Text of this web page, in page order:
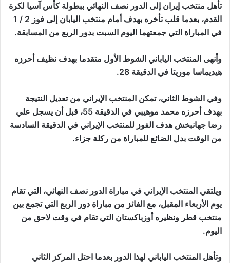
تأهل منتخب إيران إلى الدور نصف النهائي ببطولة كأس آسيا لكرة
القدم، بعدما قلب تأخره بهدف أمام منتخب اليابان إلى فوز 2 / 1
في المباراة التي جمعتهما اليوم السبت بدور الربع من المسابقة.
وأنهى المنتخب الياباني الشوط الأول متقدما بهدف نظيف أحرزه
هيديماسا موريتا في الدقيقة 28.
وفي الشوط الثاني، تمكن المنتخب الإيراني من تعديل النتيجة
بهدف أحرزه محمد موهيبي في الدقيقة 55، قبل أن يسجل علي
رضا جهانبخش هدف الفوز للمنتخب الإيراني في الدقيقة السادسة
من الوقت بدل الضائع للمباراة من ركلة جزاء.
ويلتقي المنتخب الإيراني في مباراة الدور نصف النهائي، التي تقام
يوم الأربعاء المقبل، مع الفائز من مباراة دور الربع التي تجمع بين
منتخب قطر ونظيره أوزباكستان التي تقام في وقت لاحق من
اليوم.
وتأهل المنتخب الياباني لهذا الدور بعدما احتل المركز الثاني